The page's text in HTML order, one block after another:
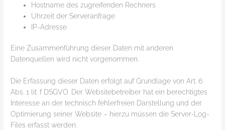
Hostname des zugreifenden Rechners
Uhrzeit der Serveranfrage
IP-Adresse
Eine Zusammenführung dieser Daten mit anderen
Datenquellen wird nicht vorgenommen.
Die Erfassung dieser Daten erfolgt auf Grundlage von Art. 6
Abs. 1 lit. f DSGVO. Der Websitebetreiber hat ein berechtigtes
Interesse an der technisch fehlerfreien Darstellung und der
Optimierung seiner Website – hierzu müssen die Server-Log-
Files erfasst werden.